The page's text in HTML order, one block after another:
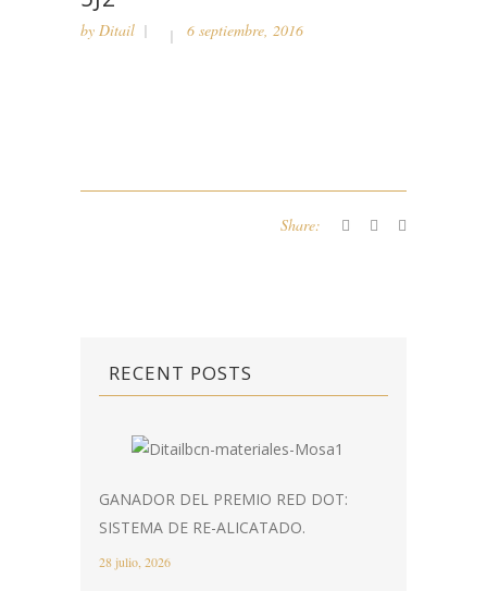
by Ditail 6 septiembre, 2016
Share:
RECENT POSTS
GANADOR DEL PREMIO RED DOT:
SISTEMA DE RE-ALICATADO.
28 julio, 2026